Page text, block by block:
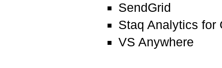
SendGrid
Staq Analytics for
VS Anywhere